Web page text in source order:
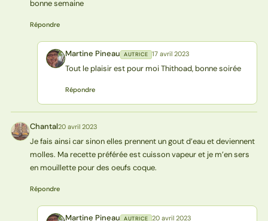
bonne semaine
Répondre
MP Martine Pineau AUTRICE 17 avril 2023
Tout le plaisir est pour moi Thithoad, bonne soirée
Répondre
C Chantal20 avril 2023
Je fais ainsi car sinon elles prennent un gout d’eau et deviennent
molles. Ma recette préférée est cuisson vapeur et je m’en sers
en mouillette pour des oeufs coque.
Répondre
Martine Pineau AUTRICE 20 avril 2023